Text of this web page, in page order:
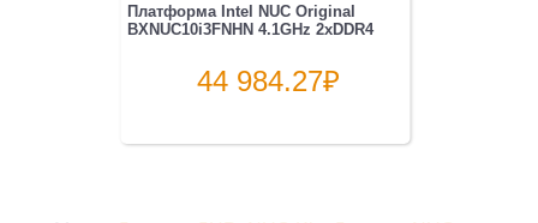
Платформа Intel NUC Original
BXNUC10i3FNHN 4.1GHz 2xDDR4
44 984.27₽